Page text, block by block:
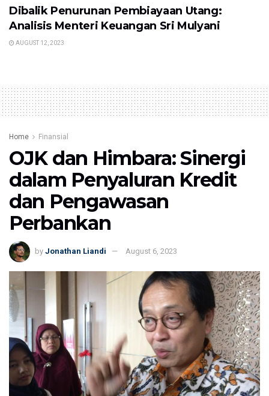
Dibalik Penurunan Pembiayaan Utang:
Analisis Menteri Keuangan Sri Mulyani
AUGUST 12, 2023
Home Finansial
OJK dan Himbara: Sinergi
dalam Penyaluran Kredit
dan Pengawasan
Perbankan
by Jonathan Liandi August 6, 2023